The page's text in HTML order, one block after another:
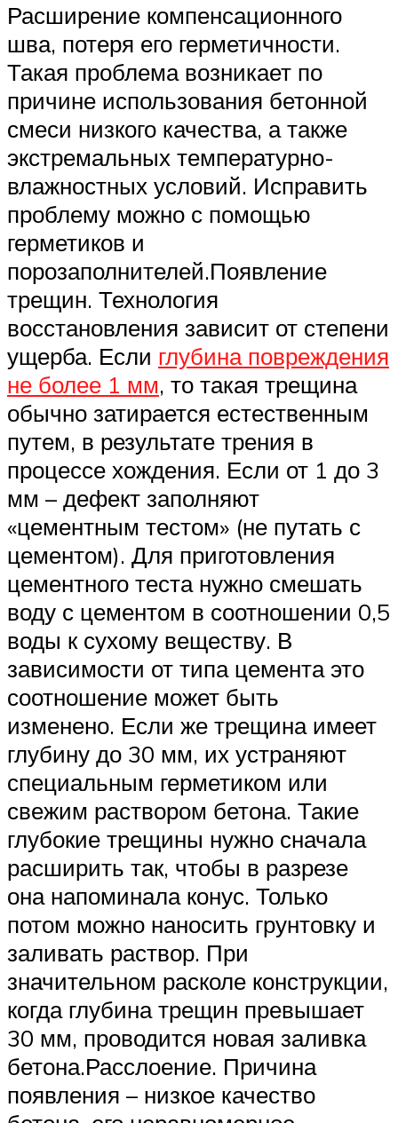
Расширение компенсационного
шва, потеря его герметичности.
Такая проблема возникает по
причине использования бетонной
смеси низкого качества, а также
экстремальных температурно-
влажностных условий. Исправить
проблему можно с помощью
герметиков и
порозаполнителей.Появление
трещин. Технология
восстановления зависит от степени
ущерба. Если глубина повреждения
не более 1 мм, то такая трещина
обычно затирается естественным
путем, в результате трения в
процессе хождения. Если от 1 до 3
мм – дефект заполняют
«цементным тестом» (не путать с
цементом). Для приготовления
цементного теста нужно смешать
воду с цементом в соотношении 0,5
воды к сухому веществу. В
зависимости от типа цемента это
соотношение может быть
изменено. Если же трещина имеет
глубину до 30 мм, их устраняют
специальным герметиком или
свежим раствором бетона. Такие
глубокие трещины нужно сначала
расширить так, чтобы в разрезе
она напоминала конус. Только
потом можно наносить грунтовку и
заливать раствор. При
значительном расколе конструкции,
когда глубина трещин превышает
30 мм, проводится новая заливка
бетона.Расслоение. Причина
появления – низкое качество